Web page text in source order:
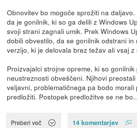
Obnovitev bo mogoče sprožiti na
da je gonilnik, ki so ga delili z Windows
svoji strani zagnali umik. Prek Windows
dobili obvestilo, da se gonilnik odstrani in
verzijo, ki je delovala brez težav ali vsaj z
Proizvajalci strojne opreme, ki so
neustreznosti obveščeni. Njihovi
veljavni, problematičnega pa bodo morali
predložiti. Postopek predložitve se ne
Preberi več 14 komentarjev